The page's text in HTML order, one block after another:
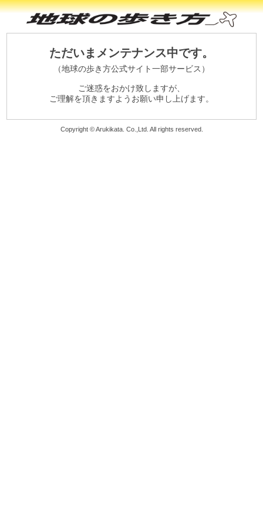
ただいまメンテナンス中です。
（地球の歩き方公式サイト一部サービス）
ご迷惑をおかけ致しますが、
ご理解を頂きますようお願い申し上げます。
Copyright © Arukikata. Co.,Ltd. All rights reserved.